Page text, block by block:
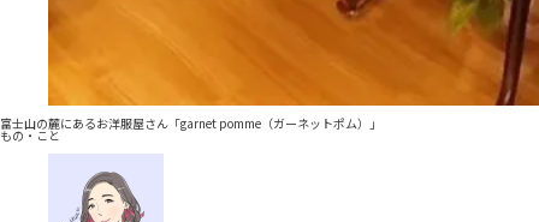
富士山の麓にあるお洋服屋さん「garnet pomme（ガーネットポム）」
もの・こと